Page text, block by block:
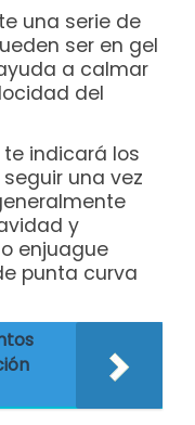
una serie de
ser en gel
a calmar
del
indicará los
una vez
y
enjuague
punta curva